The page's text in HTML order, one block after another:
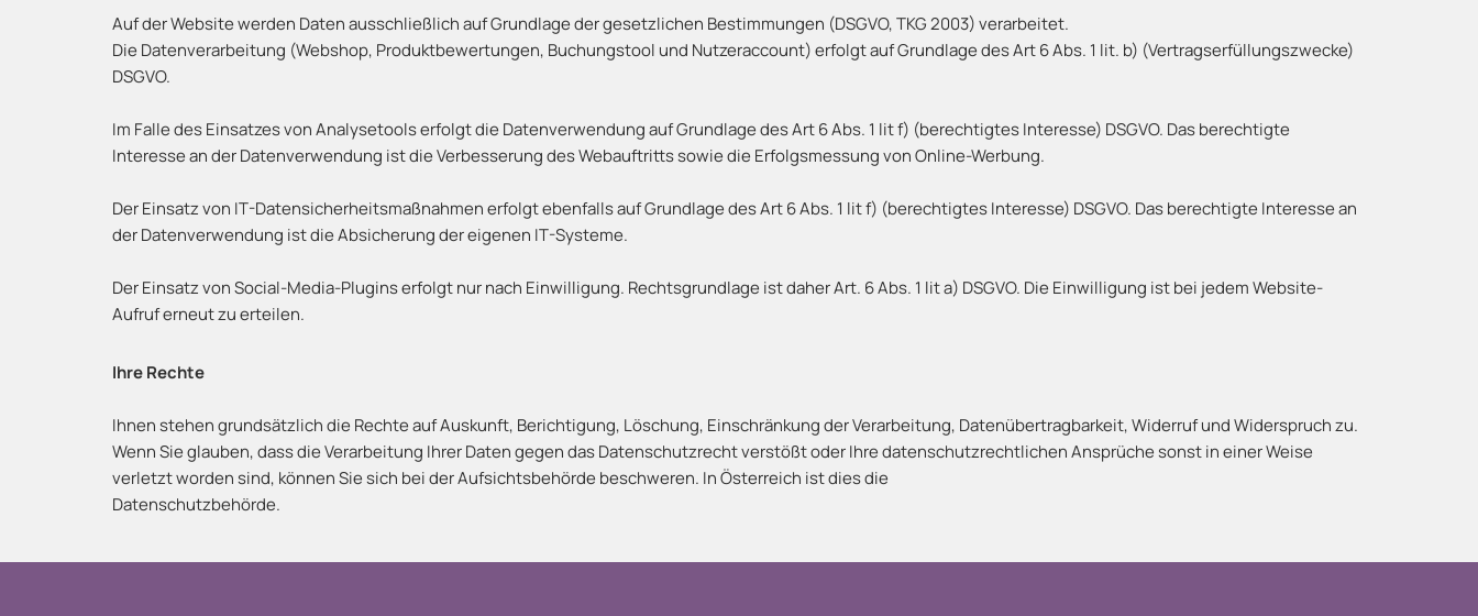
Auf der Website werden Daten ausschließlich auf Grundlage der gesetzlichen Bestimmungen (DSGVO, TKG 2003) verarbeitet.
Die Datenverarbeitung (Webshop, Produktbewertungen, Buchungstool und Nutzeraccount) erfolgt auf Grundlage des Art 6 Abs. 1 lit. b) (Vertragserfüllungszwecke)
DSGVO.
Im Falle des Einsatzes von Analysetools erfolgt die Datenverwendung auf Grundlage des Art 6 Abs. 1 lit f) (berechtigtes Interesse) DSGVO. Das berechtigte
Interesse an der Datenverwendung ist die Verbesserung des Webauftritts sowie die Erfolgsmessung von Online-Werbung.
Der Einsatz von IT-Datensicherheitsmaßnahmen erfolgt ebenfalls auf Grundlage des Art 6 Abs. 1 lit f) (berechtigtes Interesse) DSGVO. Das berechtigte Interesse an
der Datenverwendung ist die Absicherung der eigenen IT-Systeme.
Der Einsatz von Social-Media-Plugins erfolgt nur nach Einwilligung. Rechtsgrundlage ist daher Art. 6 Abs. 1 lit a) DSGVO. Die Einwilligung ist bei jedem Website-
Aufruf erneut zu erteilen.
Ihre Rechte
Ihnen stehen grundsätzlich die Rechte auf Auskunft, Berichtigung, Löschung, Einschränkung der Verarbeitung, Datenübertragbarkeit, Widerruf und Widerspruch zu.
Wenn Sie glauben, dass die Verarbeitung Ihrer Daten gegen das Datenschutzrecht verstößt oder Ihre datenschutzrechtlichen Ansprüche sonst in einer Weise
verletzt worden sind, können Sie sich bei der Aufsichtsbehörde beschweren. In Österreich ist dies die
Datenschutzbehörde.